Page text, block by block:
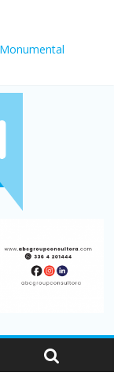
décadas y ya
el sector
consumo
el país, un 5,9%
bajó un 12,6%